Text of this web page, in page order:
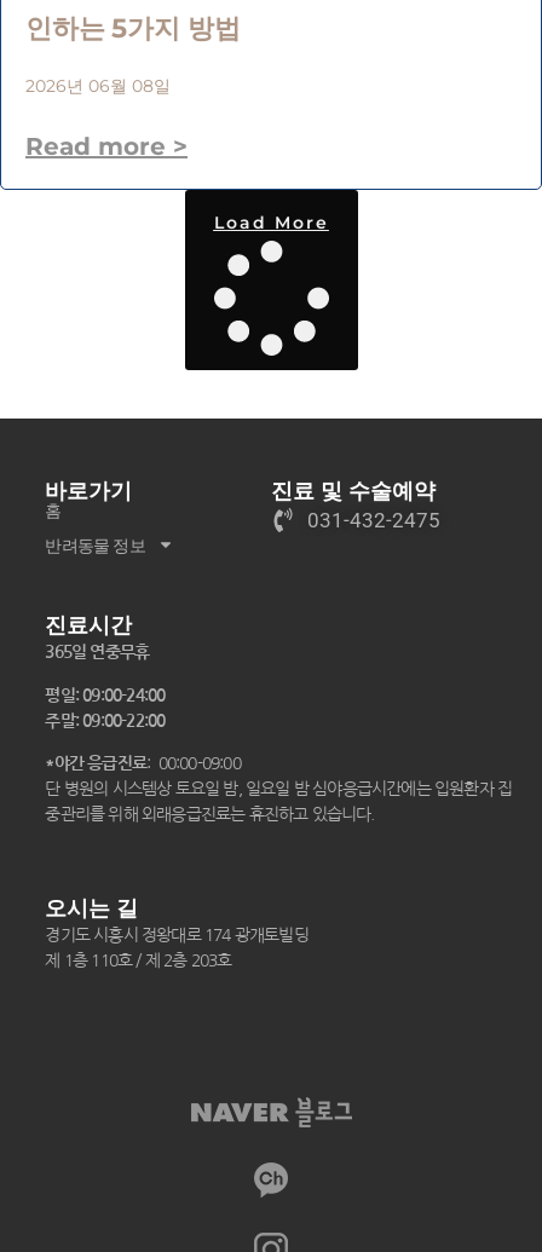
인하는 5가지 방법
2026년 06월 08일
Read more >
Load More
바로가기
홈
반려동물 정보
진료 및 수술예약
031-432-2475
진료시간
365일 연중무휴
평일: 09:00-24:00
주말: 09:00-22:00
*야간 응급진료: 00:00-09:00
단 병원의 시스템상 토요일 밤, 일요일 밤 심야응급시간에는 입원환자 집
중관리를 위해 외래응급진료는 휴진하고 있습니다.
오시는 길
경기도 시흥시 정왕대로 174 광개토빌딩
제 1층 110호 / 제 2층 203호